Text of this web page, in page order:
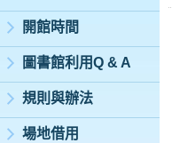
開館時間
圖書館利用Q & A
規則與辦法
場地借用